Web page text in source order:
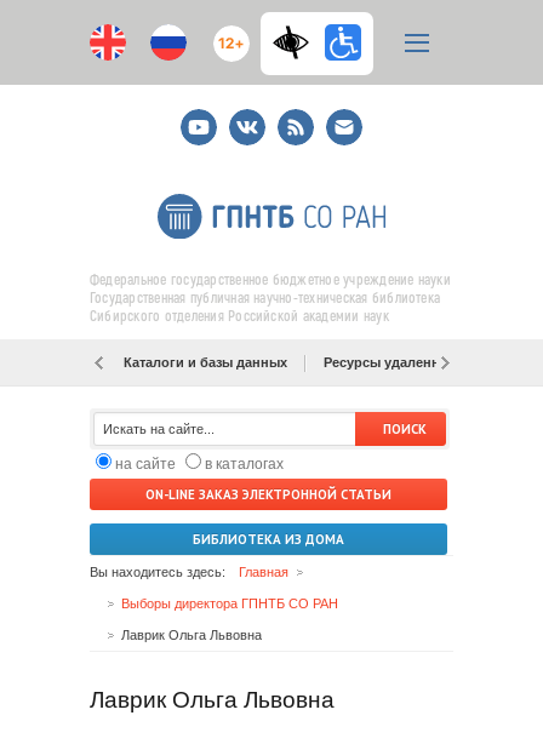
12+
YoutubeВКонтакте
RSS
E-
mail
подписка
Федеральное государственное бюджетное учреждение науки
Государственная публичная научно-техническая библиотека
Сибирского отделения Российской академии наук
Каталоги и базы данных Ресурсы удаленного доступа
на сайте
в каталогах
ON-LINE ЗАКАЗ ЭЛЕКТРОННОЙ СТАТЬИ
БИБЛИОТЕКА ИЗ ДОМА
Вы находитесь здесь: Главная
Выборы директора ГПНТБ СО РАН
Лаврик Ольга Львовна
Лаврик Ольга Львовна